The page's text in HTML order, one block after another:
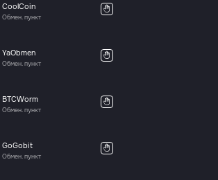
CoolCoin
Обмен. пункт
YaObmen
Обмен. пункт
BTCWorm
Обмен. пункт
GoGobit
Обмен. пункт